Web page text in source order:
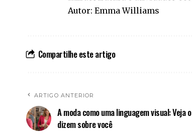
Autor: Emma Williams
Compartilhe este artigo
ARTIGO ANTERIOR
A moda como uma linguagem visual: Veja
dizem sobre você